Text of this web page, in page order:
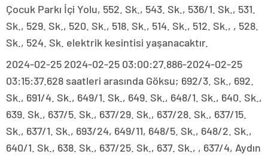
Çocuk Parkı İçi Yolu, 552. Sk., 543. Sk., 536/1. Sk., 531.
Sk., 529. Sk., 520. Sk., 518. Sk., 514. Sk., 512. Sk., , 528.
Sk., 524. Sk. elektrik kesintisi yaşanacaktır.
2024-02-25 2024-02-25 03:00:27.886-2024-02-25
03:15:37.628 saatleri arasında Göksu; 692/3. Sk., 692.
Sk., 691/4. Sk., 649/1. Sk., 649. Sk., 648/1. Sk., 640. Sk.,
639. Sk., 637/5. Sk., 637/29. Sk., 637/28. Sk., 637/15.
Sk., 637/1. Sk., 693/24, 649/11, 648/5. Sk., 648/2. Sk.,
640/1. Sk., 638. Sk., 637/25. Sk., 637. Sk., , 637/4, Aydın